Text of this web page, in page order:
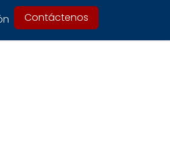
Contáctenos